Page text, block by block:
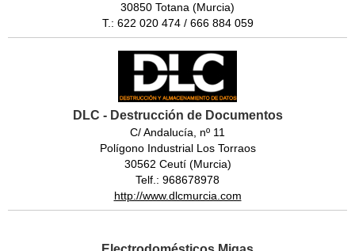
30850 Totana (Murcia)
T.: 622 020 474 / 666 884 059
DLC - Destrucción de Documentos
C/ Andalucía, nº 11
Polígono Industrial Los Torraos
30562 Ceutí (Murcia)
Telf.: 968678978
http://www.dlcmurcia.com